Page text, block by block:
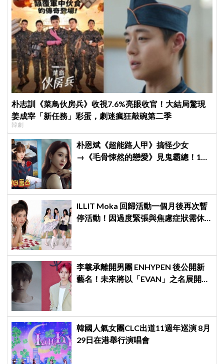
朴志訓《菜鳥伙房兵》收視7.6%亮眼收官！大結局驚現
姜成宰「新任務」彩蛋，劇迷瘋狂敲碗第二季
韓劇
朴恩斌《超能路人甲》搞怪少女
→《毛骨悚然的戀愛》見鬼霸總！180
ILLIT Moka 回歸活動一個月後再次暫
停活動！因過度緊張與焦慮症狀需休
李羲承離開男團 ENHYPEN 後公開新
藝名！未來將以「EVAN」之名展開
韓國人氣女團CLC出道11週年巡演 8月
29日在港舉行演唱會